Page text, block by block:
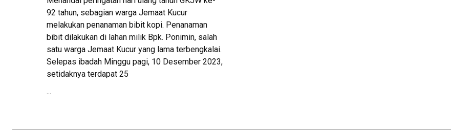
92 tahun, sebagian warga Jemaat Kucur
melakukan penanaman bibit kopi. Penanaman
bibit dilakukan di lahan milik Bpk. Ponimin, salah
satu warga Jemaat Kucur yang lama terbengkalai.
Selepas ibadah Minggu pagi, 10 Desember 2023,
setidaknya terdapat 25
...